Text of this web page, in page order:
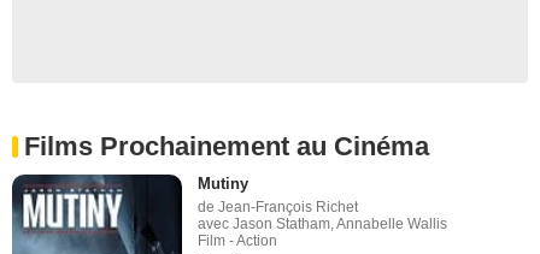
Films Prochainement au Cinéma
Mutiny
de Jean-François Richet
avec Jason Statham, Annabelle Wallis
Film - Action